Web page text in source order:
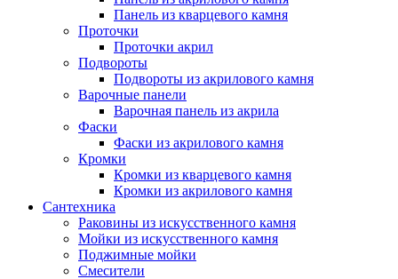
Панель из кварцевого камня
Проточки
Проточки акрил
Подвороты
Подвороты из акрилового камня
Варочные панели
Варочная панель из акрила
Фаски
Фаски из акрилового камня
Кромки
Кромки из кварцевого камня
Кромки из акрилового камня
Сантехника
Раковины из искусственного камня
Мойки из искусственного камня
Поджимные мойки
Смесители